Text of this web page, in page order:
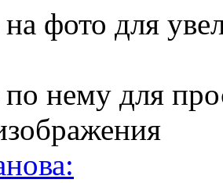
фото для
нему для